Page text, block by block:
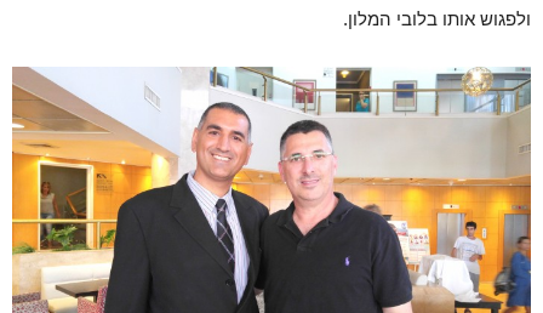
ולפגוש אותו בלובי המלון.